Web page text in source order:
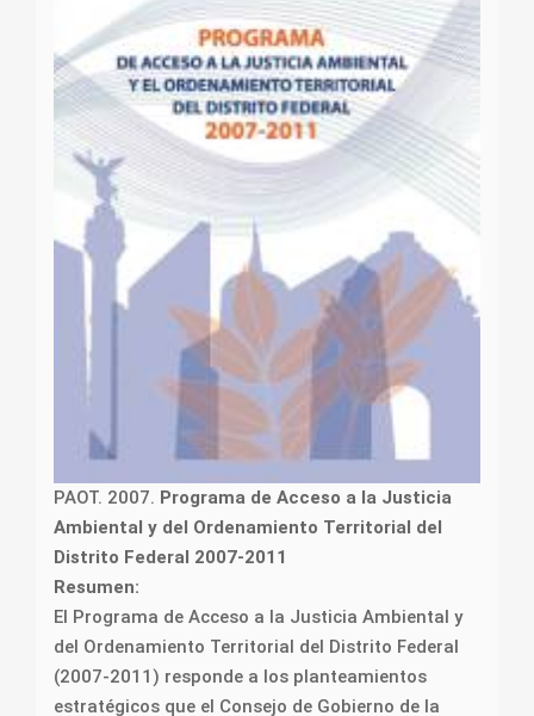
PAOT. 2007. Programa de Acceso a la Justicia
Ambiental y del Ordenamiento Territorial del
Distrito Federal 2007-2011
Resumen:
El Programa de Acceso a la Justicia Ambiental y
del Ordenamiento Territorial del Distrito Federal
(2007-2011) responde a los planteamientos
estratégicos que el Consejo de Gobierno de la